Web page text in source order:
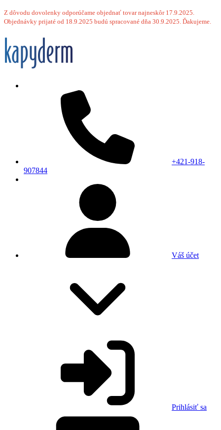
Z dôvodu dovolenky odporúčame objednať tovar najneskôr 17.9.2025.
Objednávky prijaté od 18.9.2025 budú spracované dňa 30.9.2025. Ďakujeme.
+421-918-
907844
Váš účet
Prihlásiť sa